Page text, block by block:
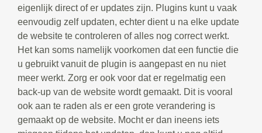
eigenlijk direct of er updates zijn. Plugins kunt u vaak
eenvoudig zelf updaten, echter dient u na elke update
de website te controleren of alles nog correct werkt.
Het kan soms namelijk voorkomen dat een functie die
u gebruikt vanuit de plugin is aangepast en nu niet
meer werkt. Zorg er ook voor dat er regelmatig een
back-up van de website wordt gemaakt. Dit is vooral
ook aan te raden als er een grote verandering is
gemaakt op de website. Mocht er dan ineens iets